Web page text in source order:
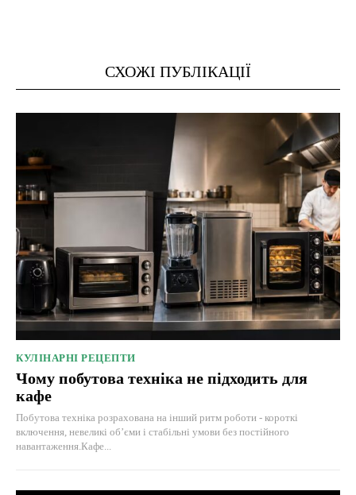
СХОЖІ ПУБЛІКАЦІЇ
КУЛІНАРНІ РЕЦЕПТИ
Чому побутова техніка не підходить для
кафе
Побутова техніка розрахована на інший ритм роботи - короткі
включення, невеликі об’єми і стабільні умови без постійного
навантаження.Кафе...